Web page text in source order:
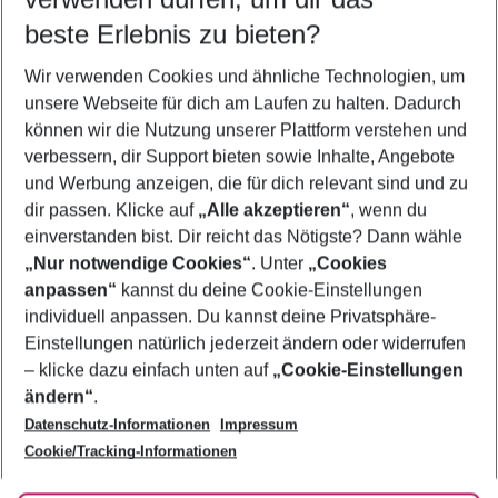
5-8 Nächte
2 Erwachsene Keine Kinder
Mehr Filter anzeigen
Footer
Footer navigation
Über uns
AGB
Bestpreisgarantie
Cookie-Einstellungen ändern
Cookie-Richtlinie
Agenturbetreuung
Barrierefreies Reisen
Folge uns
beste Erlebnis zu bieten?
Wir verwenden Cookies und ähnliche Technologien, um
unsere Webseite für dich am Laufen zu halten. Dadurch
können wir die Nutzung unserer Plattform verstehen und
verbessern, dir Support bieten sowie Inhalte, Angebote
und Werbung anzeigen, die für dich relevant sind und zu
dir passen. Klicke auf „Alle akzeptieren“, wenn du
einverstanden bist. Dir reicht das Nötigste? Dann wähle
„Nur notwendige Cookies“. Unter „Cookies
anpassen“ kannst du deine Cookie-Einstellungen
individuell anpassen. Du kannst deine Privatsphäre-
Einstellungen natürlich jederzeit ändern oder widerrufen
– klicke dazu einfach unten auf „Cookie-Einstellungen
ändern“.
Datenschutz-Informationen
Impressum
Cookie/Tracking-Informationen